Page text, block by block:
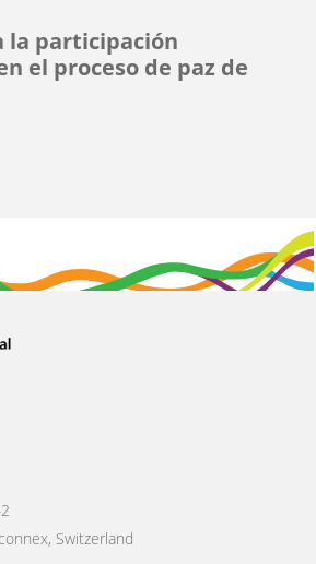
la participación
el proceso de paz de
Switzerland